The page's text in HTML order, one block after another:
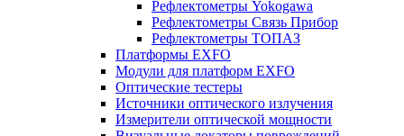
Рефлектометры Yokogawa
Рефлектометры Связь Прибор
Рефлектометры ТОПАЗ
Платформы EXFO
Модули для платформ EXFO
Оптические тестеры
Источники оптического излучения
Измерители оптической мощности